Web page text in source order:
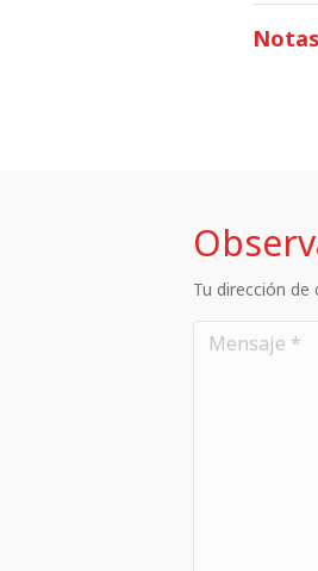
Tu dirección